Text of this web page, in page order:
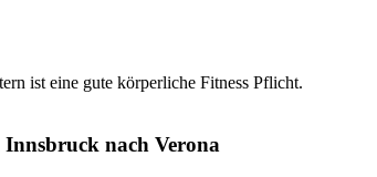
ist eine gute körperliche Fitness Pflicht.
Innsbruck nach Verona